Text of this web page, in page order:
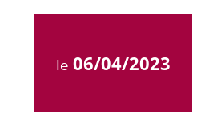
le 06/04/2023